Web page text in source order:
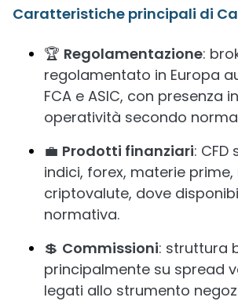
Caratteristiche principali di
🏆 Regolamentazione:
regolamentato in Europa
FCA e ASIC, con presenza
operatività secondo
💼 Prodotti finanziari: CFD
indici, forex, materie prime,
criptovalute, dove
normativa.
💲 Commissioni: struttura
principalmente su spread
legati allo strumento